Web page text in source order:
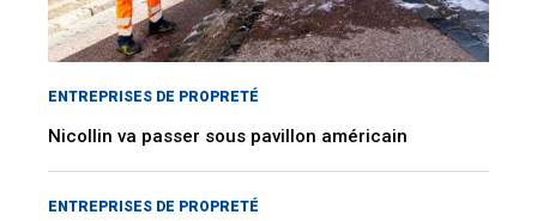
ENTREPRISES DE PROPRETÉ
Nicollin va passer sous pavillon américain
ENTREPRISES DE PROPRETÉ